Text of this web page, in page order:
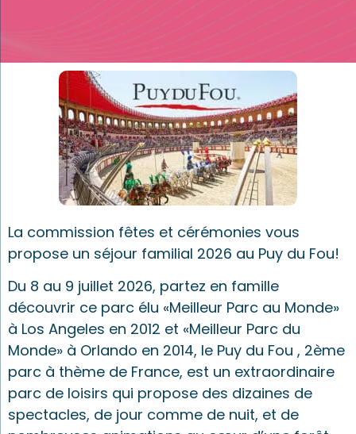
La commission fêtes et cérémonies vous
propose un séjour familial 2026 au Puy du Fou!
Du 8 au 9 juillet 2026, partez en famille
découvrir ce parc élu «Meilleur Parc au Monde»
à Los Angeles en 2012 et «Meilleur Parc du
Monde» à Orlando en 2014, le Puy du Fou , 2ème
parc à thème de France, est un extraordinaire
parc de loisirs qui propose des dizaines de
spectacles, de jour comme de nuit, et de